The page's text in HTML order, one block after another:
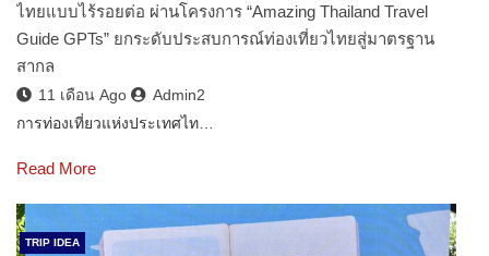
ไทยแบบไร้รอยต่อ ผ่านโครงการ “Amazing Thailand Travel
Guide GPTs” ยกระดับประสบการณ์ท่องเที่ยวไทยสู่มาตรฐาน
สากล
11 เดือน Ago
Admin2
การท่องเที่ยวแห่งประเทศไท…
Read More
TRIP IDEA